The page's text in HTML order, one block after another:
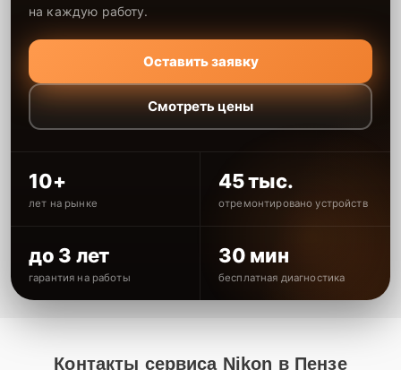
на каждую работу.
Оставить заявку
Смотреть цены
10+
лет на рынке
45 тыс.
отремонтировано устройств
до 3 лет
гарантия на работы
30 мин
бесплатная диагностика
Контакты сервиса Nikon в Пензе